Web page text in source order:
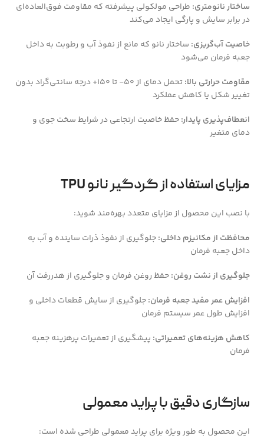
ساختار نانومتری: طراحی مولکولی پیشرفته که مقاومت فوق‌العاده‌ای
در برابر سایش و پارگی ایجاد می‌کند
خاصیت آب‌گریزی: ساختار نانو که مانع از نفوذ آب و رطوبت به داخل
جعبه فرمان می‌شود
مقاومت حرارتی بالا:
تحمل دمای از ۵۰- تا ۱۵۰+ درجه سانتی‌گراد بدون
تغییر شکل یا کاهش عملکرد
انعطاف‌پذیری پایدار:حفظ خاصیت ارتجاعی در شرایط سخت جوی و
دمای متغیر
مزایای استفاده از گردگیر نانو TPU
با نصب این محصول از مزایای متعدد بهره‌مند شوید:
محافظت از مکانیزم داخلی:جلوگیری از نفوذ ذرات ساینده و آب به
داخل جعبه فرمان
جلوگیری از نشت روغن:حفظ روغن فرمان و جلوگیری از هدررفت آن
افزایش عمر مفید جعبه فرمان:جلوگیری از سایش قطعات داخلی و
افزایش طول عمر سیستم فرمان
کاهش هزینه‌های تعمیراتی: پیشگیری از تعمیرات پرهزینه جعبه
فرمان
سازگاری دقیق با پراید معمولی
این محصول به طور ویژه برای پراید معمولی طراحی شده است: